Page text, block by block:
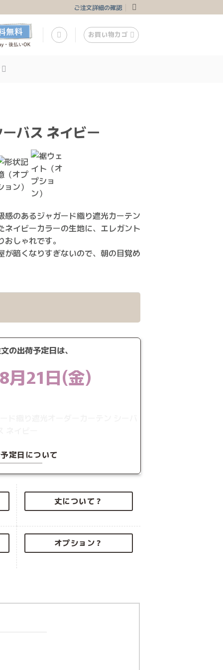
ご注文詳細の確認
お買い物カゴ
バス ネイビー
感のあるジャガード織り遮光カーテン
ネイビーカラーの生地に、エレガント
しゃれです。
が暗くなりすぎないので、朝の目覚め
の出荷予定日は、
月21日(金)
定日について
丈について？
オプション？